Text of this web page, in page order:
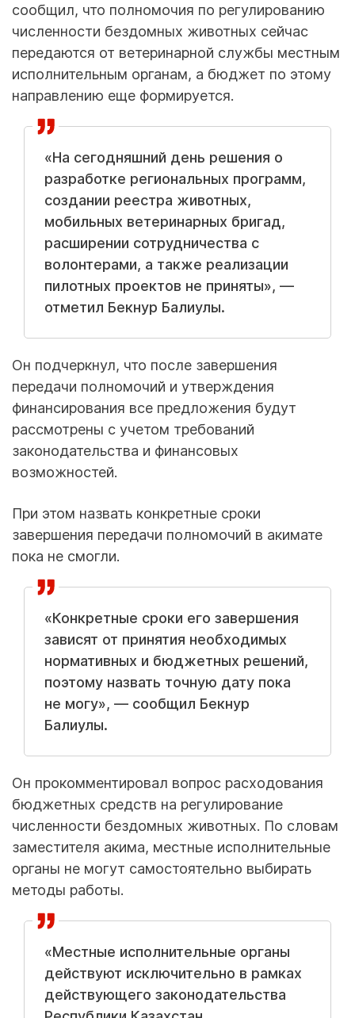
сообщил, что полномочия по регулированию
численности бездомных животных сейчас
передаются от ветеринарной службы местным
исполнительным органам, а бюджет по этому
направлению еще формируется.
«На сегодняшний день решения о
разработке региональных программ,
создании реестра животных,
мобильных ветеринарных бригад,
расширении сотрудничества с
волонтерами, а также реализации
пилотных проектов не приняты», —
отметил Бекнур Балиулы.
Он подчеркнул, что после завершения
передачи полномочий и утверждения
финансирования все предложения будут
рассмотрены с учетом требований
законодательства и финансовых
возможностей.
При этом назвать конкретные сроки
завершения передачи полномочий в акимате
пока не смогли.
«Конкретные сроки его завершения
зависят от принятия необходимых
нормативных и бюджетных решений,
поэтому назвать точную дату пока
не могу», — сообщил Бекнур
Балиулы.
Он прокомментировал вопрос расходования
бюджетных средств на регулирование
численности бездомных животных. По словам
заместителя акима, местные исполнительные
органы не могут самостоятельно выбирать
методы работы.
«Местные исполнительные органы
действуют исключительно в рамках
действующего законодательства